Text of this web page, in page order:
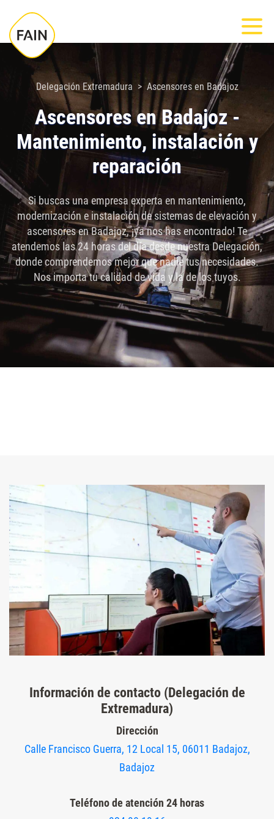
este
sitio
Delegación Extremadura Ascensores en Badajoz
Ascensores en Badajoz -
Mantenimiento, instalación y
reparación
Si buscas una empresa experta en mantenimiento,
modernización e instalación de sistemas de elevación y
ascensores en Badajoz, ¡ya nos has encontrado! Te
atendemos las 24 horas del día desde nuestra Delegación,
donde comprendemos mejor que nadie tus necesidades.
Nos importa tu calidad de vida y la de los tuyos.
Información de contacto (Delegación de
Extremadura)
Dirección
Calle Francisco Guerra, 12 Local 15, 06011 Badajoz,
Badajoz
Teléfono de atención 24 horas